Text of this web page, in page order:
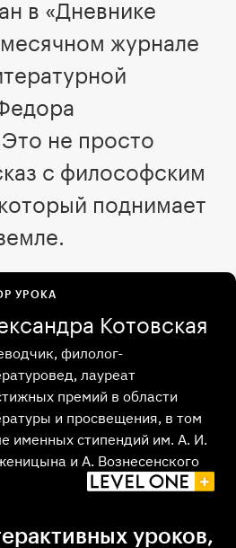
в «Дневнике
журнале
не просто
с философским
поднимает
уроков,
УРОКА
Котовская
филолог-
лауреат
премий в области
и просвещения, в том
именных стипендий им. А. И.
и А. Вознесенского